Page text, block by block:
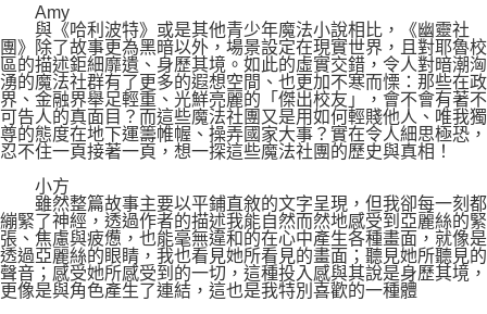
Amy
與《哈利波特》或是其他青少年魔法小說相比，《幽靈社
團》除了故事更為黑暗以外，場景設定在現實世界，且對耶魯校
區的描述鉅細靡遺、身歷其境。如此的虛實交錯，令人對暗潮洶
湧的魔法社群有了更多的遐想空間、也更加不寒而慄：那些在政
界、金融界舉足輕重、光鮮亮麗的「傑出校友」，會不會有著不
可告人的真面目？而這些魔法社團又是用如何輕賤他人、唯我獨
尊的態度在地下運籌帷幄、操弄國家大事？實在令人細思極恐，
忍不住一頁接著一頁，想一探這些魔法社團的歷史與真相！
小方
雖然整篇故事主要以平鋪直敘的文字呈現，但我卻每一刻都
繃緊了神經，透過作者的描述我能自然而然地感受到亞麗絲的緊
張、焦慮與疲憊，也能毫無違和的在心中產生各種畫面，就像是
透過亞麗絲的眼睛，我也看見她所看見的畫面；聽見她所聽見的
聲音；感受她所感受到的一切，這種投入感與其說是身歷其境，
更像是與角色產生了連結，這也是我特別喜歡的一種體